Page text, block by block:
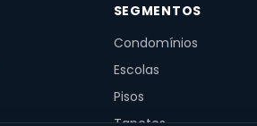
SEGMENTOS
Condomínios
Escolas
Pisos